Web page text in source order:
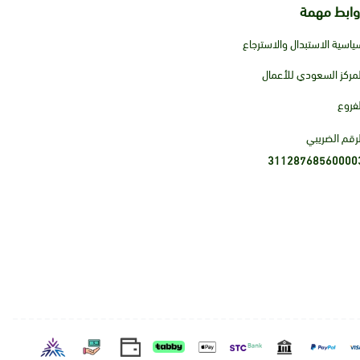
مهمة
الاستبدال والاسترجاع
السعودي للأعمال
الضريبي